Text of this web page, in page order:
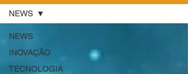
NEWS
INOVAÇÃO
TECNOLOGIA
NEWS